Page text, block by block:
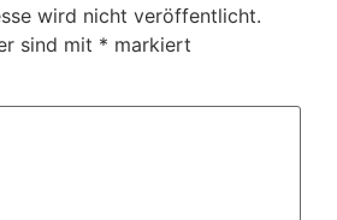
wird nicht veröffentlicht.
sind mit * markiert